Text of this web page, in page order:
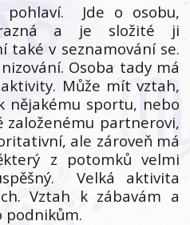
pohlaví. Jde o osobu,
a je složité ji
také v seznamování se.
Osoba tady má
Může mít vztah,
nějakému sportu, nebo
založenému partnerovi,
ale zároveň má
z potomků velmi
Velká aktivita
Vztah k zábavám a
podnikům.